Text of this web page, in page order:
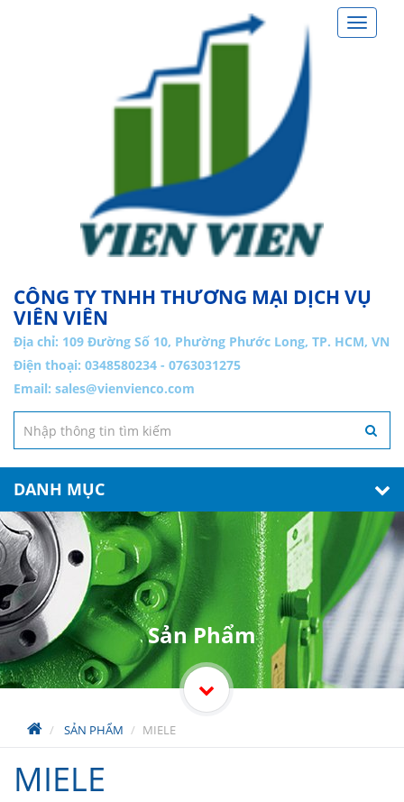
Toggle
CÔNG TY TNHH THƯƠNG MẠI DỊCH VỤ
VIÊN VIÊN
Địa chỉ: 109 Đường Số 10, Phường Phước Long, TP. HCM, VN
Điện thoại: 0348580234 - 0763031275
Email: sales@vienvienco.com
DANH MỤC
SẢN PHẨM MIELE
Sản Phẩm
MIELE